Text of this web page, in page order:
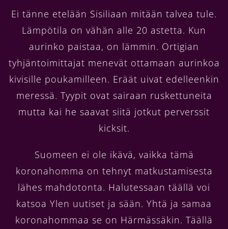
Ei tänne etelään Sisiliaan mitään talvea tule.
Lämpötila on vähän alle 20 astetta. Kun
aurinko paistaa, on lämmin. Ortigian
tyhjäntoimittajat menevät ottamaan aurinkoa
kivisille poukamilleen. Eräät uivat edelleenkin
meressä. Tyypit ovat sairaan ruskettuneita
mutta kai he saavat siitä jotkut perverssit
kicksit.
Suomeen ei ole ikävä, vaikka tämä
koronahomma on tehnyt matkustamisesta
lähes mahdotonta. Halutessaan täällä voi
katsoa Ylen uutiset ja sään. Yhtä ja samaa
koronahommaa se on Härmässäkin. Täällä